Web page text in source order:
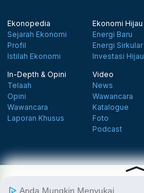
Ekonopedia
Sejarah Ekonomi
Profil
Istilah Ekonomi
Ekonomi Hijau
Energi Baru
Energi Sirkular
Investasi Hijau
In-Depth & Opini
Telaah
Opini
Wawancara
Laporan Khusus
Video
News
Wawancara
Katalogue
Foto
Podcast